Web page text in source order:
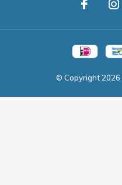
© Copyright 2026